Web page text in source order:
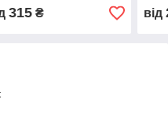
315₴ від